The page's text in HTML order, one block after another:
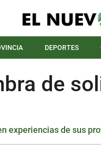
DEPORTES
de
experiencias de sus